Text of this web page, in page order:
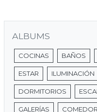
ALBUMS
COCINAS BAÑOS
ESTAR ILUMINACIÓN
DORMITORIOS
GALERÍAS COMEDOR